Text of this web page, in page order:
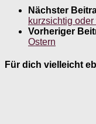
Nächster
kurzsichtig
Vorheriger
Ostern
Für dich vielleicht